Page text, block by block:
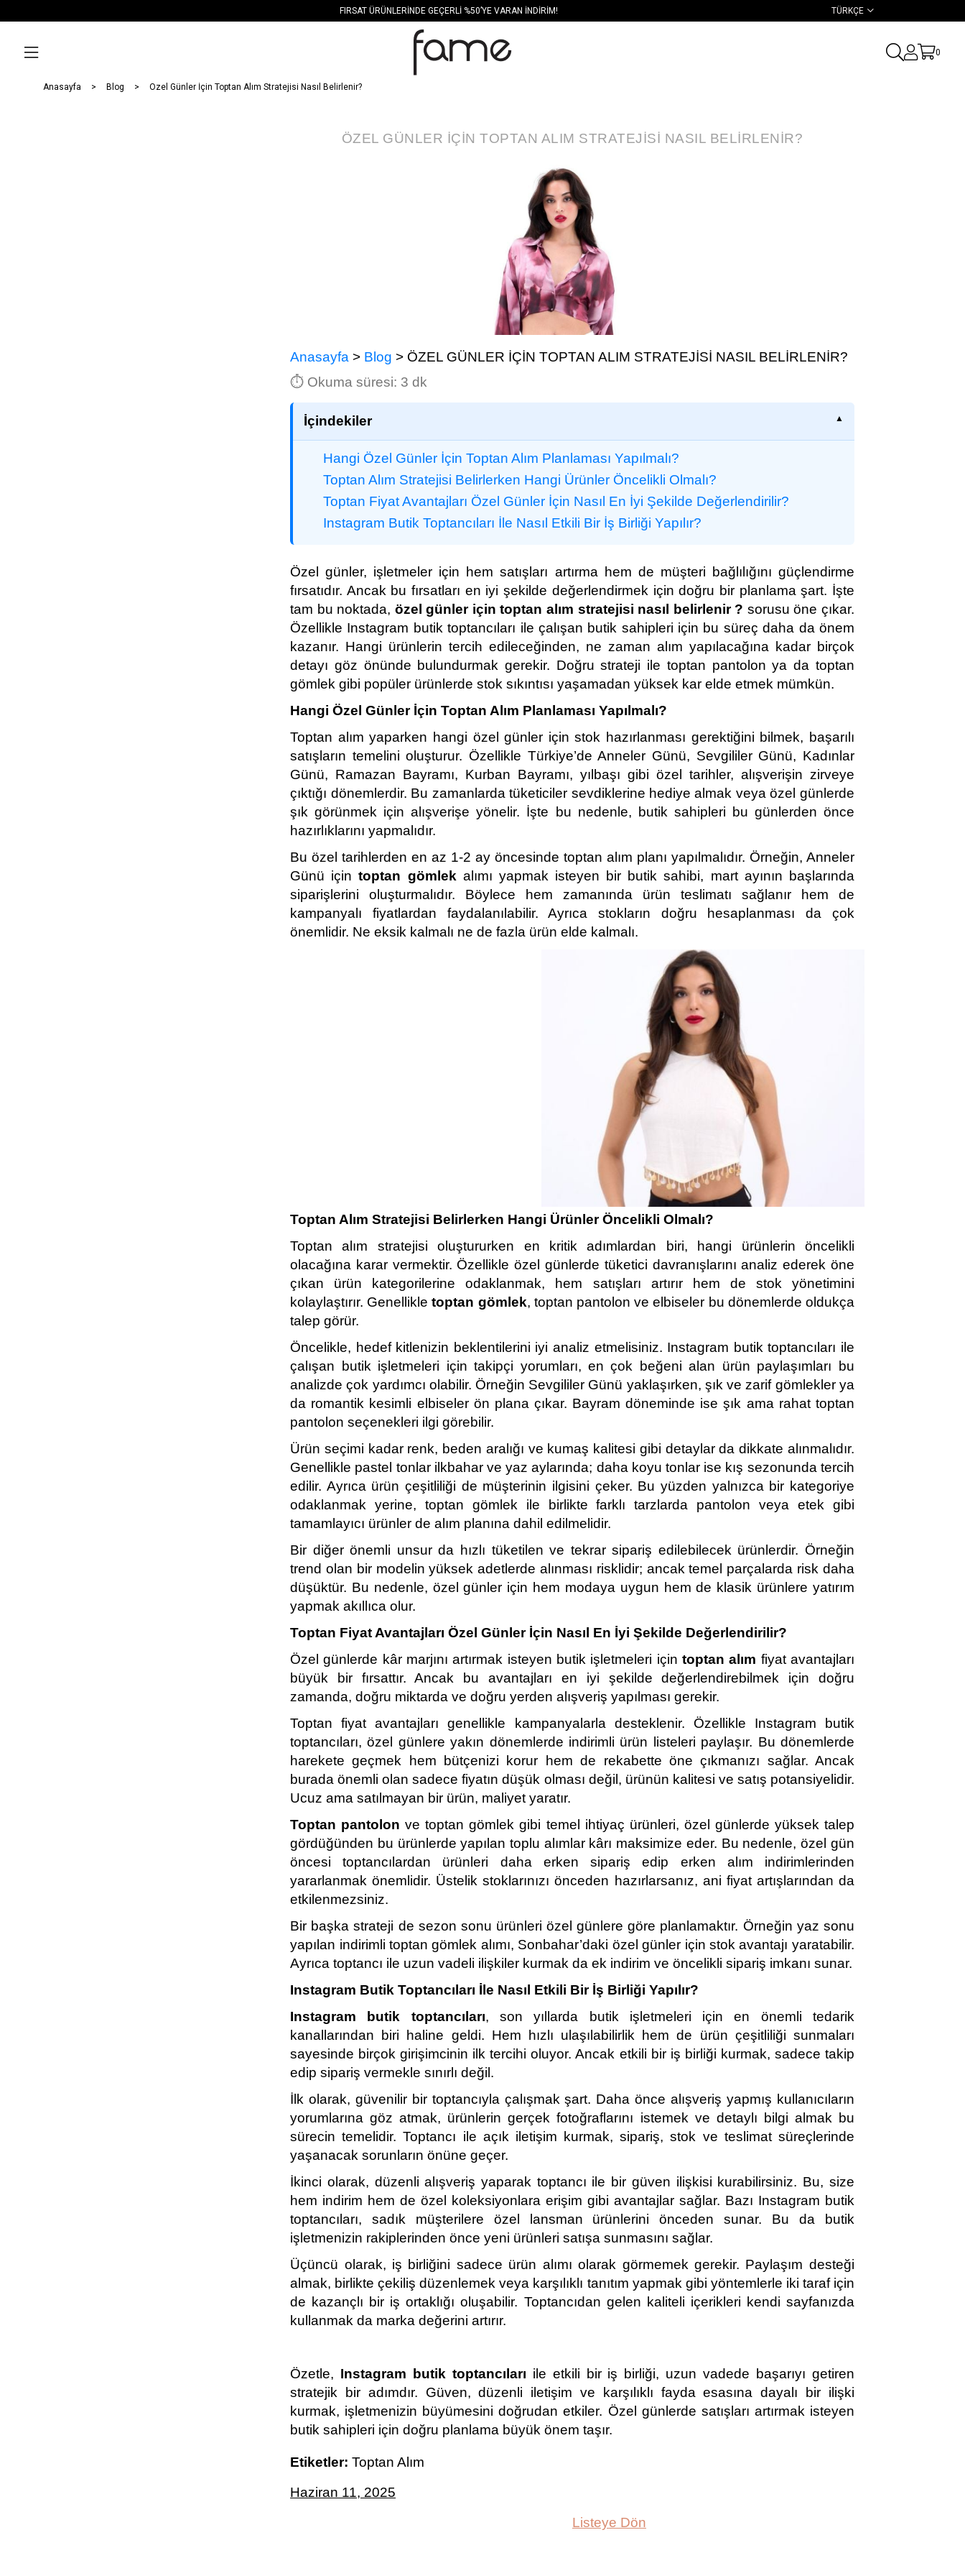
FIRSAT ÜRÜNLERİNDE GEÇERLİ %50’YE VARAN İNDİRİM! TÜRKÇE
0
Anasayfa Blog Özel Günler İçin Toptan Alım Stratejisi Nasıl Belirlenir?
ÖZEL GÜNLER İÇIN TOPTAN ALIM STRATEJISI NASIL BELIRLENIR?
Anasayfa > Blog > ÖZEL GÜNLER İÇİN TOPTAN ALIM STRATEJİSİ NASIL BELİRLENİR?
⏱️ Okuma süresi: 3 dk
İçindekiler
Hangi Özel Günler İçin Toptan Alım Planlaması Yapılmalı?
Toptan Alım Stratejisi Belirlerken Hangi Ürünler Öncelikli Olmalı?
Toptan Fiyat Avantajları Özel Günler İçin Nasıl En İyi Şekilde Değerlendirilir?
Instagram Butik Toptancıları İle Nasıl Etkili Bir İş Birliği Yapılır?
Özel günler, işletmeler için hem satışları artırma hem de müşteri bağlılığını güçlendirme
fırsatıdır. Ancak bu fırsatları en iyi şekilde değerlendirmek için doğru bir planlama şart. İşte
tam bu noktada, özel günler için toptan alım stratejisi nasıl belirlenir ? sorusu öne çıkar.
Özellikle Instagram butik toptancıları ile çalışan butik sahipleri için bu süreç daha da önem
kazanır. Hangi ürünlerin tercih edileceğinden, ne zaman alım yapılacağına kadar birçok
detayı göz önünde bulundurmak gerekir. Doğru strateji ile toptan pantolon ya da toptan
gömlek gibi popüler ürünlerde stok sıkıntısı yaşamadan yüksek kar elde etmek mümkün.
Hangi Özel Günler İçin Toptan Alım Planlaması Yapılmalı?
Toptan alım yaparken hangi özel günler için stok hazırlanması gerektiğini bilmek, başarılı
satışların temelini oluşturur. Özellikle Türkiye’de Anneler Günü, Sevgililer Günü, Kadınlar
Günü, Ramazan Bayramı, Kurban Bayramı, yılbaşı gibi özel tarihler, alışverişin zirveye
çıktığı dönemlerdir. Bu zamanlarda tüketiciler sevdiklerine hediye almak veya özel günlerde
şık görünmek için alışverişe yönelir. İşte bu nedenle, butik sahipleri bu günlerden önce
hazırlıklarını yapmalıdır.
Bu özel tarihlerden en az 1-2 ay öncesinde toptan alım planı yapılmalıdır. Örneğin, Anneler
Günü için toptan gömlek alımı yapmak isteyen bir butik sahibi, mart ayının başlarında
siparişlerini oluşturmalıdır. Böylece hem zamanında ürün teslimatı sağlanır hem de
kampanyalı fiyatlardan faydalanılabilir. Ayrıca stokların doğru hesaplanması da çok
önemlidir. Ne eksik kalmalı ne de fazla ürün elde kalmalı.
Toptan Alım Stratejisi Belirlerken Hangi Ürünler Öncelikli Olmalı?
Toptan alım stratejisi oluştururken en kritik adımlardan biri, hangi ürünlerin öncelikli
olacağına karar vermektir. Özellikle özel günlerde tüketici davranışlarını analiz ederek öne
çıkan ürün kategorilerine odaklanmak, hem satışları artırır hem de stok yönetimini
kolaylaştırır. Genellikle toptan gömlek, toptan pantolon ve elbiseler bu dönemlerde oldukça
talep görür.
Öncelikle, hedef kitlenizin beklentilerini iyi analiz etmelisiniz. Instagram butik toptancıları ile
çalışan butik işletmeleri için takipçi yorumları, en çok beğeni alan ürün paylaşımları bu
analizde çok yardımcı olabilir. Örneğin Sevgililer Günü yaklaşırken, şık ve zarif gömlekler ya
da romantik kesimli elbiseler ön plana çıkar. Bayram döneminde ise şık ama rahat toptan
pantolon seçenekleri ilgi görebilir.
Ürün seçimi kadar renk, beden aralığı ve kumaş kalitesi gibi detaylar da dikkate alınmalıdır.
Genellikle pastel tonlar ilkbahar ve yaz aylarında; daha koyu tonlar ise kış sezonunda tercih
edilir. Ayrıca ürün çeşitliliği de müşterinin ilgisini çeker. Bu yüzden yalnızca bir kategoriye
odaklanmak yerine, toptan gömlek ile birlikte farklı tarzlarda pantolon veya etek gibi
tamamlayıcı ürünler de alım planına dahil edilmelidir.
Bir diğer önemli unsur da hızlı tüketilen ve tekrar sipariş edilebilecek ürünlerdir. Örneğin
trend olan bir modelin yüksek adetlerde alınması risklidir; ancak temel parçalarda risk daha
düşüktür. Bu nedenle, özel günler için hem modaya uygun hem de klasik ürünlere yatırım
yapmak akıllıca olur.
Toptan Fiyat Avantajları Özel Günler İçin Nasıl En İyi Şekilde Değerlendirilir?
Özel günlerde kâr marjını artırmak isteyen butik işletmeleri için toptan alım fiyat avantajları
büyük bir fırsattır. Ancak bu avantajları en iyi şekilde değerlendirebilmek için doğru
zamanda, doğru miktarda ve doğru yerden alışveriş yapılması gerekir.
Toptan fiyat avantajları genellikle kampanyalarla desteklenir. Özellikle Instagram butik
toptancıları, özel günlere yakın dönemlerde indirimli ürün listeleri paylaşır. Bu dönemlerde
harekete geçmek hem bütçenizi korur hem de rekabette öne çıkmanızı sağlar. Ancak
burada önemli olan sadece fiyatın düşük olması değil, ürünün kalitesi ve satış potansiyelidir.
Ucuz ama satılmayan bir ürün, maliyet yaratır.
Toptan pantolon ve toptan gömlek gibi temel ihtiyaç ürünleri, özel günlerde yüksek talep
gördüğünden bu ürünlerde yapılan toplu alımlar kârı maksimize eder. Bu nedenle, özel gün
öncesi toptancılardan ürünleri daha erken sipariş edip erken alım indirimlerinden
yararlanmak önemlidir. Üstelik stoklarınızı önceden hazırlarsanız, ani fiyat artışlarından da
etkilenmezsiniz.
Bir başka strateji de sezon sonu ürünleri özel günlere göre planlamaktır. Örneğin yaz sonu
yapılan indirimli toptan gömlek alımı, Sonbahar’daki özel günler için stok avantajı yaratabilir.
Ayrıca toptancı ile uzun vadeli ilişkiler kurmak da ek indirim ve öncelikli sipariş imkanı sunar.
Instagram Butik Toptancıları İle Nasıl Etkili Bir İş Birliği Yapılır?
Instagram butik toptancıları, son yıllarda butik işletmeleri için en önemli tedarik
kanallarından biri haline geldi. Hem hızlı ulaşılabilirlik hem de ürün çeşitliliği sunmaları
sayesinde birçok girişimcinin ilk tercihi oluyor. Ancak etkili bir iş birliği kurmak, sadece takip
edip sipariş vermekle sınırlı değil.
İlk olarak, güvenilir bir toptancıyla çalışmak şart. Daha önce alışveriş yapmış kullanıcıların
yorumlarına göz atmak, ürünlerin gerçek fotoğraflarını istemek ve detaylı bilgi almak bu
sürecin temelidir. Toptancı ile açık iletişim kurmak, sipariş, stok ve teslimat süreçlerinde
yaşanacak sorunların önüne geçer.
İkinci olarak, düzenli alışveriş yaparak toptancı ile bir güven ilişkisi kurabilirsiniz. Bu, size
hem indirim hem de özel koleksiyonlara erişim gibi avantajlar sağlar. Bazı Instagram butik
toptancıları, sadık müşterilere özel lansman ürünlerini önceden sunar. Bu da butik
işletmenizin rakiplerinden önce yeni ürünleri satışa sunmasını sağlar.
Üçüncü olarak, iş birliğini sadece ürün alımı olarak görmemek gerekir. Paylaşım desteği
almak, birlikte çekiliş düzenlemek veya karşılıklı tanıtım yapmak gibi yöntemlerle iki taraf için
de kazançlı bir iş ortaklığı oluşabilir. Toptancıdan gelen kaliteli içerikleri kendi sayfanızda
kullanmak da marka değerini artırır.
Özetle, Instagram butik toptancıları ile etkili bir iş birliği, uzun vadede başarıyı getiren
stratejik bir adımdır. Güven, düzenli iletişim ve karşılıklı fayda esasına dayalı bir ilişki
kurmak, işletmenizin büyümesini doğrudan etkiler. Özel günlerde satışları artırmak isteyen
butik sahipleri için doğru planlama büyük önem taşır.
Etiketler: Toptan Alım
Haziran 11, 2025
Listeye Dön